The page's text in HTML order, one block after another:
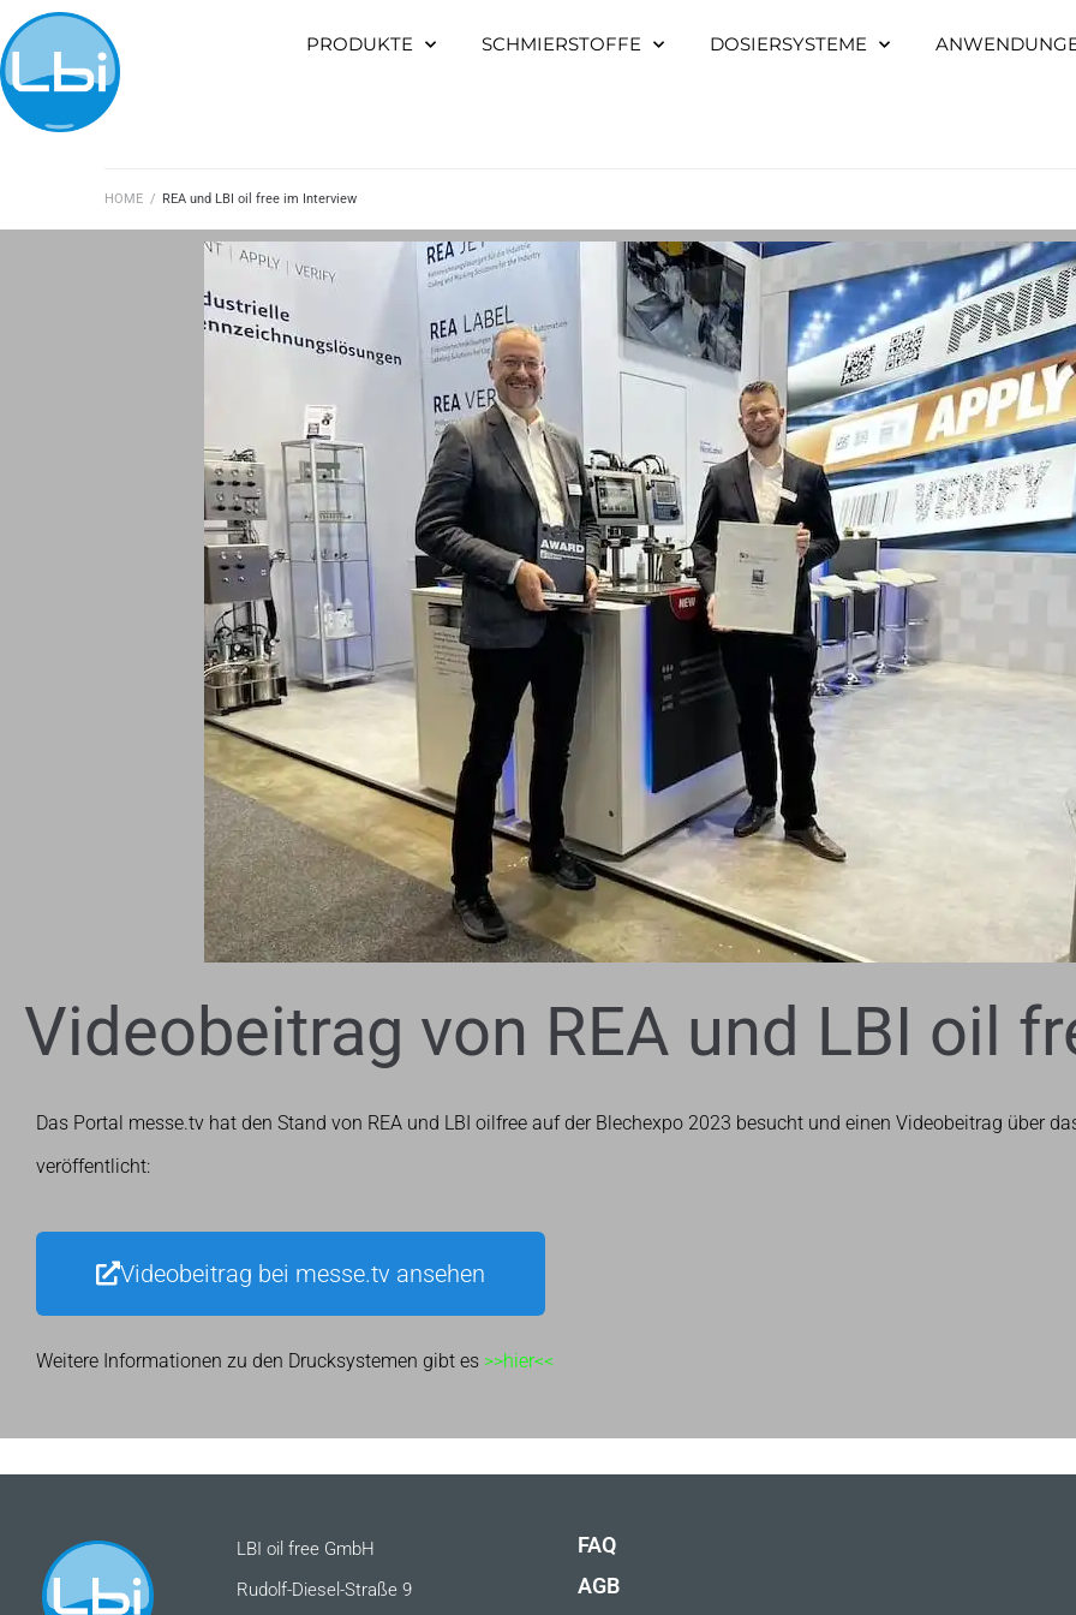
PRODUKTE SCHMIERSTOFFE DOSIERSYSTEME
HOME / REA und LBI oil free im Interview
Videobeitrag von REA und LBI oil
Das Portal messe.tv hat den Stand von REA und LBI oilfree auf der Blechexpo 2023 besucht und einen Videobeitrag über
veröffentlicht:​
Videobeitrag bei messe.tv ansehen
Weitere Informationen zu den Drucksystemen gibt es >>hier<<
LBI oil free GmbH
Rudolf-Diesel-Straße 9
FAQ
AGB